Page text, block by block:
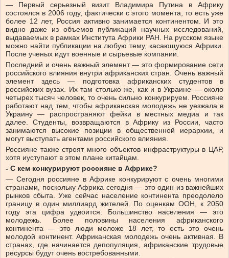
— Первый серьезный визит Владимира Путина в Африку
состоялся в 2006 году, фактически с этого момента, то есть уже
более 12 лет, Россия активно занимается континентом. И это
видно даже из объемов публикаций научных исследований,
выдаваемых в рамках Института Африки РАН. На русском языке
можно найти публикации на любую тему, касающуюся Африки.
После ученых идут военные и сырьевые компании.
Последний и очень важный элемент — это формирование сети
российского влияния внутри африканских стран. Очень важный
элемент здесь — подготовка африканских студентов в
российских вузах. Их там столько же, как и в Украине — около
четырех тысяч человек, то очень сильно конкурируем. Россияне
работают над тем, чтобы африканская молодежь не уезжала в
Украину — распространяют фейки в местных медиа и так
далее. Студенты, возвращаются в Африку из России, часто
занимаются высокие позиции в общественной иерархии, и
могут выступать агентами российского влияния.
Россияне также строят много объектов инфраструктуры в ЦАР,
хотя иуступают в этом плане китайцам.
- С кем конкурируют россияне в Африке?
— Сегодня россияне в Африке конкурируют с очень многими
странами, поскольку Африка сегодня — это один из важнейших
рынков сбыта. Уже сейчас население континента преодолело
границу в один миллиард жителей. По оценкам ООН, к 2050
году эта цифра удвоится. Большинство населения — это
молодежь. Более половины населения африканского
континента — это люди моложе 18 лет, то есть это очень
молодой континент. Африканская молодежь очень активная. В
странах, где начинается депопуляция, африканские трудовые
ресурсы будут очень востребованными.